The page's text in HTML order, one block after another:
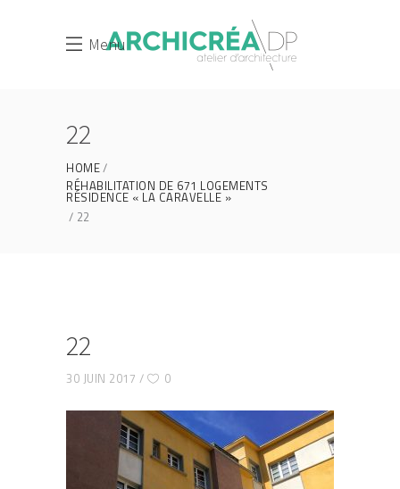
Menu
22
HOME
RÉHABILITATION DE 671 LOGEMENTS
RÉSIDENCE « LA CARAVELLE »
22
22
30 JUIN 2017 0